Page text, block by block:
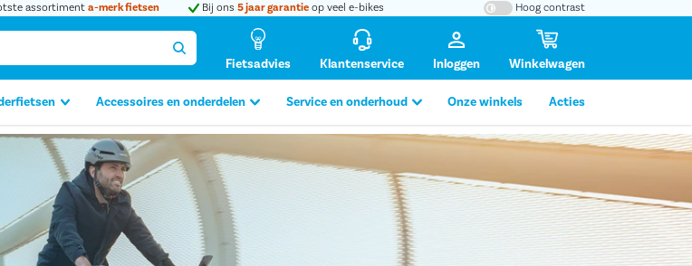
assortiment a-merk fietsen Bij ons 5 jaar garantie op veel e-bikes Hoog contrast
Fietsadvies Klantenservice Inloggen Winkelwagen
Accessoires en onderdelen Service en onderhoud Onze winkels Acties